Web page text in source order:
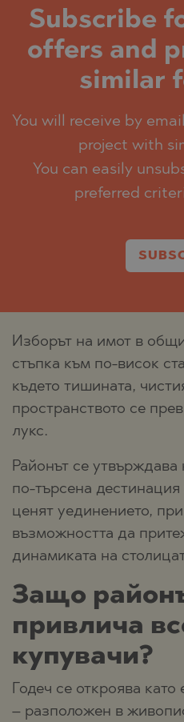
Subscribe
offers and
similar
You will receive by
project with
You can easily
preferred
Изборът на имот в
стъпка към по-висок
където тишината,
пространството се
лукс.
Районът се утвърждава
по-търсена дестинация
ценят уединението,
възможността да
динамиката на
Защо
привлича
купувачи?
Годеч се откроява като
– разположен в